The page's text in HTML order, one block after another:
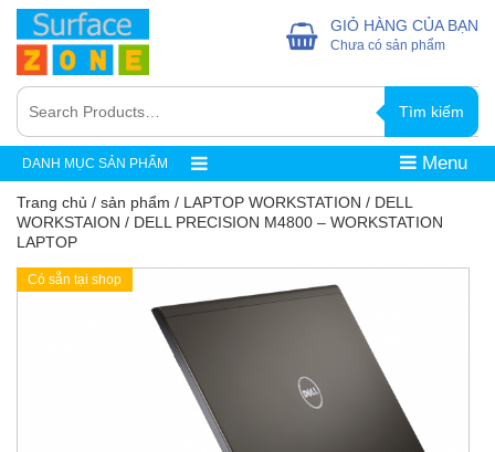
Tìm kiếm
GIỎ HÀNG CỦA BẠN
Chưa có sản phẩm
DANH MỤC SẢN PHẨM Menu
Trang chủ / sản phẩm / LAPTOP WORKSTATION / DELL
WORKSTAION / DELL PRECISION M4800 – WORKSTATION
LAPTOP
Có sẵn tại shop